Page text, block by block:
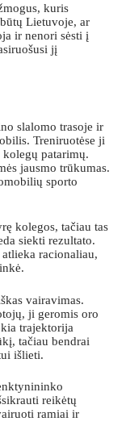
kuris
Lietuvoje, ar
ir nenori sėsti į
jį
slalomo trasoje ir
Treniruotėse ji
patarimų.
jausmo trūkumas.
sporto
kolegos, tačiau tas
siekti rezultato.
racionaliau,
vairavimas.
ji geromis oro
trajektorija
tačiau bendrai
išlieti.
reikėtų
ramiai ir